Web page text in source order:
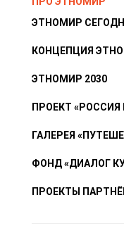
ЭТНОМИР
КОНЦЕПЦИЯ
ЭТНОМИР 2030
ПРОЕКТ
ГАЛЕРЕЯ
ФОНД «ДИАЛОГ
ПРОЕКТЫ